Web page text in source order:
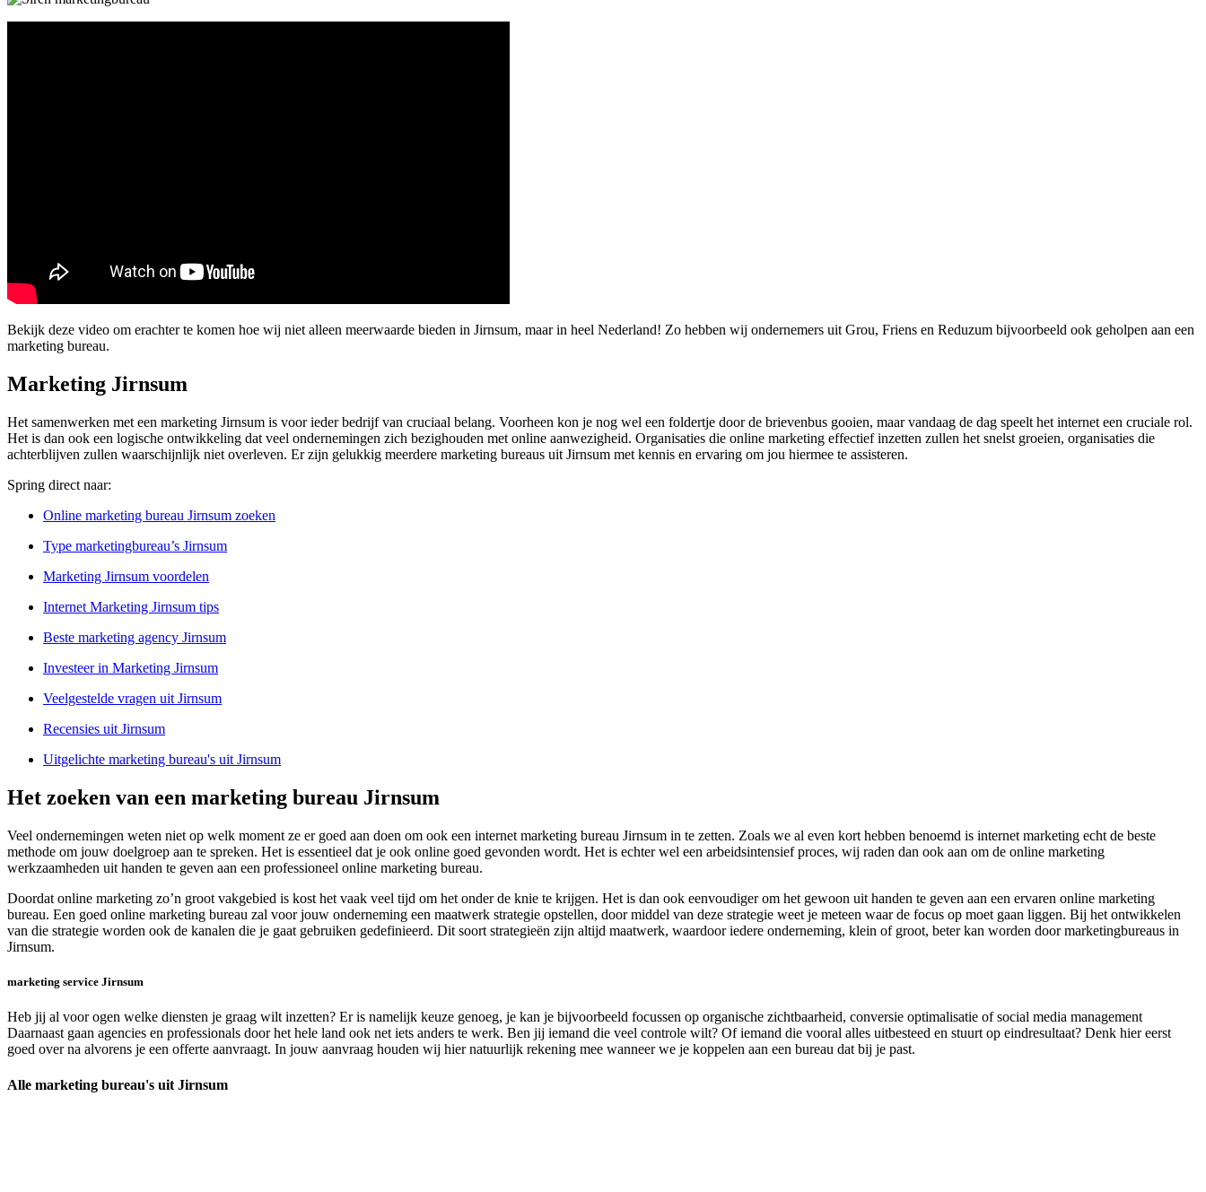
Bekijk deze video om erachter te komen hoe wij niet alleen meerwaarde bieden in Jirnsum, maar in heel Nederland! Zo hebben wij ondernemers uit Grou, Friens en Reduzum bijvoorbeeld ook geholpen aan een
marketing bureau.
Marketing Jirnsum
Het samenwerken met een marketing Jirnsum is voor ieder bedrijf van cruciaal belang. Voorheen kon je nog wel een foldertje door de brievenbus gooien, maar vandaag de dag speelt het internet een cruciale rol.
Het is dan ook een logische ontwikkeling dat veel ondernemingen zich bezighouden met online aanwezigheid. Organisaties die online marketing effectief inzetten zullen het snelst groeien, organisaties die
achterblijven zullen waarschijnlijk niet overleven. Er zijn gelukkig meerdere marketing bureaus uit Jirnsum met kennis en ervaring om jou hiermee te assisteren.
Spring direct naar:
Online marketing bureau Jirnsum zoeken
Type marketingbureau’s Jirnsum
Marketing Jirnsum voordelen
Internet Marketing Jirnsum tips
Beste marketing agency Jirnsum
Investeer in Marketing Jirnsum
Veelgestelde vragen uit Jirnsum
Recensies uit Jirnsum
Uitgelichte marketing bureau's uit Jirnsum
Het zoeken van een marketing bureau Jirnsum
Veel ondernemingen weten niet op welk moment ze er goed aan doen om ook een internet marketing bureau Jirnsum in te zetten. Zoals we al even kort hebben benoemd is internet marketing echt de beste
methode om jouw doelgroep aan te spreken. Het is essentieel dat je ook online goed gevonden wordt. Het is echter wel een arbeidsintensief proces, wij raden dan ook aan om de online marketing
werkzaamheden uit handen te geven aan een professioneel online marketing bureau.
Doordat online marketing zo’n groot vakgebied is kost het vaak veel tijd om het onder de knie te krijgen. Het is dan ook eenvoudiger om het gewoon uit handen te geven aan een ervaren online marketing
bureau. Een goed online marketing bureau zal voor jouw onderneming een maatwerk strategie opstellen, door middel van deze strategie weet je meteen waar de focus op moet gaan liggen. Bij het ontwikkelen
van die strategie worden ook de kanalen die je gaat gebruiken gedefinieerd. Dit soort strategieën zijn altijd maatwerk, waardoor iedere onderneming, klein of groot, beter kan worden door marketingbureaus in
Jirnsum.
marketing service Jirnsum
Heb jij al voor ogen welke diensten je graag wilt inzetten? Er is namelijk keuze genoeg, je kan je bijvoorbeeld focussen op organische zichtbaarheid, conversie optimalisatie of social media management
Daarnaast gaan agencies en professionals door het hele land ook net iets anders te werk. Ben jij iemand die veel controle wilt? Of iemand die vooral alles uitbesteed en stuurt op eindresultaat? Denk hier eerst
goed over na alvorens je een offerte aanvraagt. In jouw aanvraag houden wij hier natuurlijk rekening mee wanneer we je koppelen aan een bureau dat bij je past.
Alle marketing bureau's uit Jirnsum